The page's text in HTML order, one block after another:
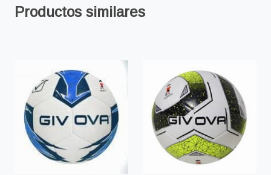
Productos similares